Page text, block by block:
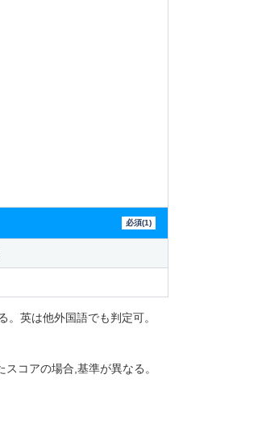
必須(1)
英は他外国語でも判定可。
コアの場合,基準が異なる。